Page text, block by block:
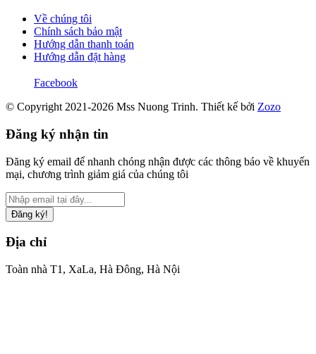
Về chúng tôi
Chính sách bảo mật
Hướng dẫn thanh toán
Hướng dẫn đặt hàng
Facebook
© Copyright 2021-2026 Mss Nuong Trinh. Thiết kế bởi Zozo
Đăng ký nhận tin
Đăng ký email để nhanh chóng nhận được các thông báo về khuyến
mại, chương trình giảm giá của chúng tôi
Đăng ký!
Địa chỉ
Toàn nhà T1, XaLa, Hà Đông, Hà Nội